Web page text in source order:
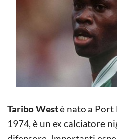
Taribo Westè nato a Port
1974, è un ex calciatore